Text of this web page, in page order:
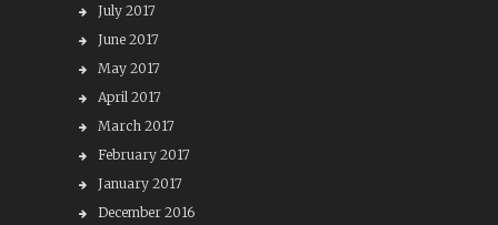
July 2017
June 2017
May 2017
April 2017
March 2017
February 2017
January 2017
December 2016